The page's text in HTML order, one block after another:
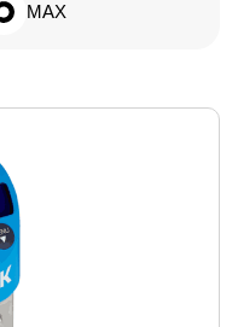
MAX